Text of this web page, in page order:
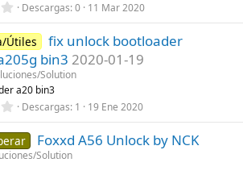
l
a
(
s
)
0
0
0
e
s
t
r
e
l
a
(
s
)
Descargas 0 11 Mar 2020
Útiles
fix unlock bootloader
bin3 2020-01-19
Solution
a20 bin3
0
0
0
e
s
Descargas 1 19 Ene 2020
Foxxd A56 Unlock by NCK
Solution